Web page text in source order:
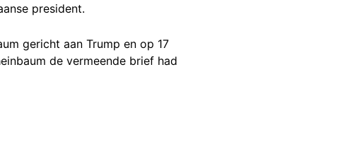
president.
gericht aan Trump en op 17
de vermeende brief had